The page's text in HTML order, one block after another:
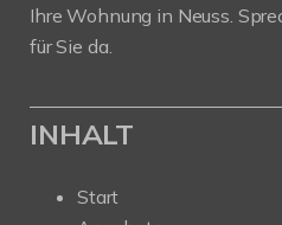
Ihre Wohnung in Neuss.
für Sie da.
INHALT
Start